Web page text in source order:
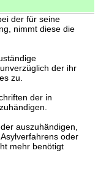
der für seine
nimmt diese die
der ihr
zu.
der in
auszuhändigen,
oder
mehr benötigt